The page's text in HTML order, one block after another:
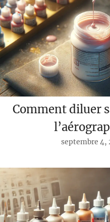
Comment diluer
septembre 4,